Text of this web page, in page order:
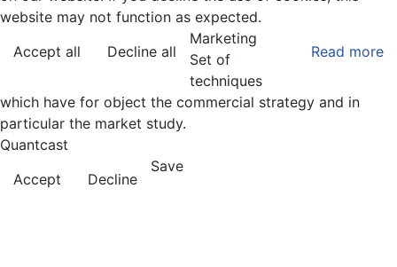
website may not function as expected.
Accept all
Decline all Read more
Marketing
Set of
techniques
which have for object the commercial strategy and in
particular the market study.
Quantcast
Accept
Decline
Save